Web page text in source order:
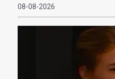
08-08-2026